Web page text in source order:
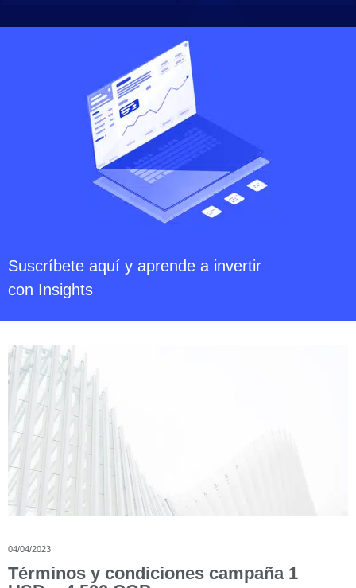
Suscríbete aquí y aprende a invertir
con Insights
04/04/2023
Términos y condiciones campaña 1